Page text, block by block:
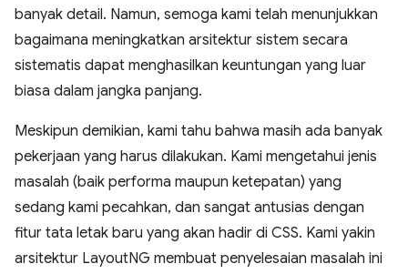
banyak detail. Namun, semoga kami telah menunjukkan
bagaimana meningkatkan arsitektur sistem secara
sistematis dapat menghasilkan keuntungan yang luar
biasa dalam jangka panjang.
Meskipun demikian, kami tahu bahwa masih ada banyak
pekerjaan yang harus dilakukan. Kami mengetahui jenis
masalah (baik performa maupun ketepatan) yang
sedang kami pecahkan, dan sangat antusias dengan
fitur tata letak baru yang akan hadir di CSS. Kami yakin
arsitektur LayoutNG membuat penyelesaian masalah ini